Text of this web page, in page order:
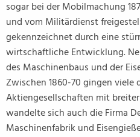
sogar bei der Mobilmachung
und vom Militärdienst
gekennzeichnet durch eine
wirtschaftliche Entwicklung.
des Maschinenbaus und der
Zwischen 1860-70 gingen viele
Aktiengesellschaften mit
wandelte sich auch die Firma
Maschinenfabrik und